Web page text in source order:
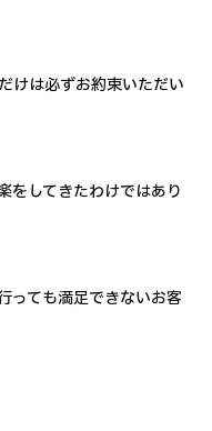
けは必ずお約束いただい
をしてきたわけではあり
っても満足できないお客